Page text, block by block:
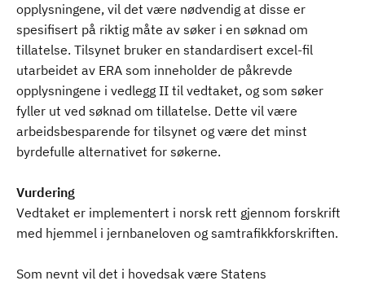
opplysningene, vil det være nødvendig at disse er
spesifisert på riktig måte av søker i en søknad om
tillatelse. Tilsynet bruker en standardisert excel-fil
utarbeidet av ERA som inneholder de påkrevde
opplysningene i vedlegg II til vedtaket, og som søker
fyller ut ved søknad om tillatelse. Dette vil være
arbeidsbesparende for tilsynet og være det minst
byrdefulle alternativet for søkerne.
Vurdering
Vedtaket er implementert i norsk rett gjennom forskrift
med hjemmel i jernbaneloven og samtrafikkforskriften.
Som nevnt vil det i hovedsak være Statens